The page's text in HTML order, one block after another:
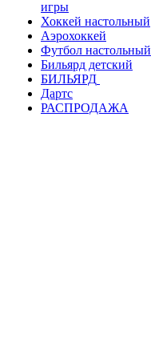
игры
Хоккей настольный
Аэрохоккей
Футбол настольный
Бильярд детский
БИЛЬЯРД
Дартс
РАСПРОДАЖА